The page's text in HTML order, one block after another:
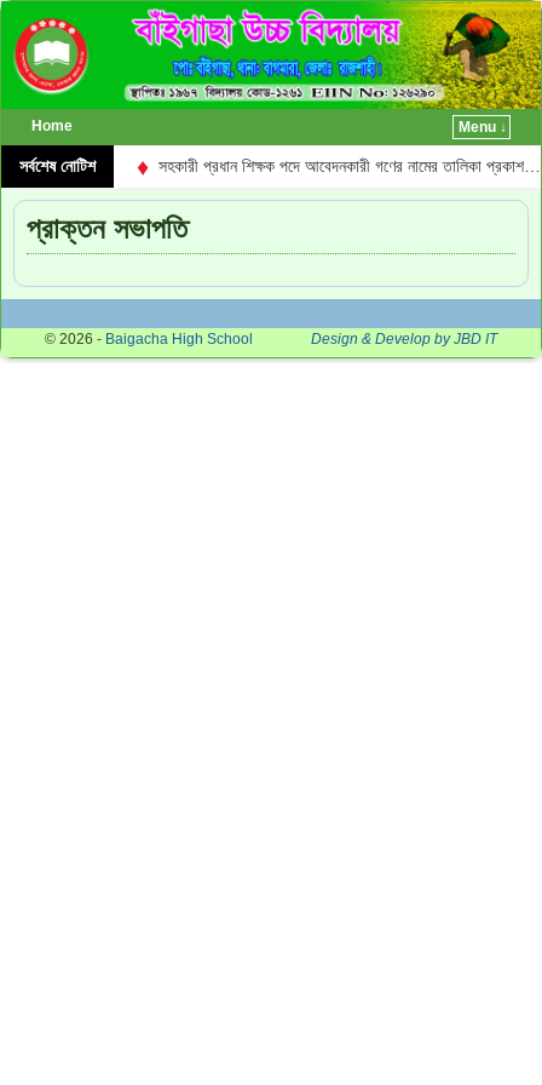
Home Menu ↓
সর্বশেষ নোটিশ
প্রকাশ… ♦ সহকারী প্রধান শিক্ষক পদে আবেদনকারী গণের নামের তালিকা প্রকাশ…
প্রাক্তন সভাপতি
© 2026 - Baigacha High School Design & Develop by JBD IT